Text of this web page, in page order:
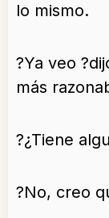
lo mismo.
?Ya veo
más
?¿Tiene
?No, creo